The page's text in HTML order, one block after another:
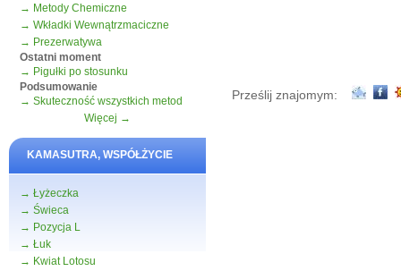
→ Metody Chemiczne
→ Wkładki Wewnątrzmaciczne
→ Prezerwatywa
Ostatni moment
→ Pigułki po stosunku
Podsumowanie
→ Skuteczność wszystkich metod
Więcej →
KAMASUTRA, WSPÓŁŻYCIE
→ Łyżeczka
→ Świeca
→ Pozycja L
→ Łuk
→ Kwiat Lotosu
Prześlij znajomym: